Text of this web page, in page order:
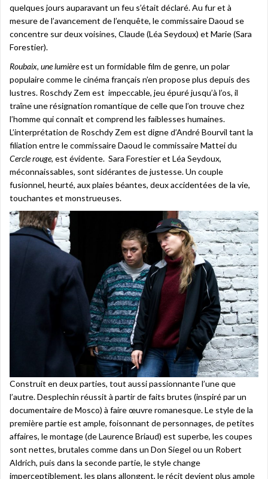
quelques jours auparavant un feu s’était déclaré. Au fur et à
mesure de l’avancement de l’enquête, le commissaire Daoud se
concentre sur deux voisines, Claude (Léa Seydoux) et Marie (Sara
Forestier).
Roubaix, une lumièreest un formidable film de genre, un polar
populaire comme le cinéma français n’en propose plus depuis des
lustres. Roschdy Zem est impeccable, jeu épuré jusqu’à l’os, il
traîne une résignation romantique de celle que l’on trouve chez
l’homme qui connaît et comprend les faiblesses humaines.
L’interprétation de Roschdy Zem est digne d’André Bourvil tant la
filiation entre le commissaire Daoud le commissaire Mattei du
Cercle rouge, est évidente. Sara Forestier et Léa Seydoux,
méconnaissables, sont sidérantes de justesse. Un couple
fusionnel, heurté, aux plaies béantes, deux accidentées de la vie,
touchantes et monstrueuses.
Construit en deux parties, tout aussi passionnante l’une que
l’autre. Desplechin réussit à partir de faits brutes (inspiré par un
documentaire de Mosco) à faire œuvre romanesque. Le style de la
première partie est ample, foisonnant de personnages, de petites
affaires, le montage (de Laurence Briaud) est superbe, les coupes
sont nettes, brutales comme dans un Don Siegel ou un Robert
Aldrich, puis dans la seconde partie, le style change
imperceptiblement, les plans allongent, le récit devient plus ample